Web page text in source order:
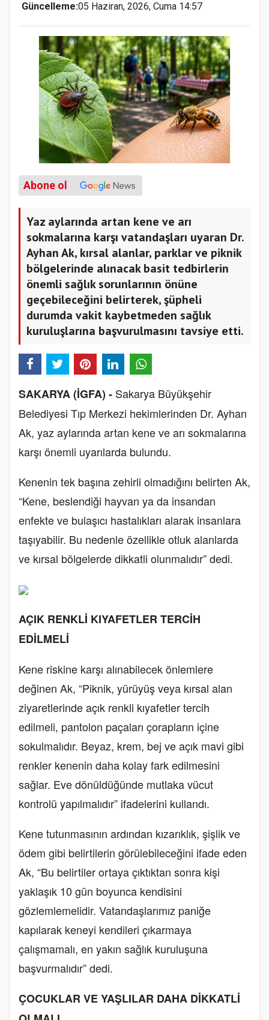
Güncelleme:05 Haziran, 2026, Cuma 14:57
Abone ol
Yaz aylarında artan kene ve arı
sokmalarına karşı vatandaşları uyaran Dr.
Ayhan Ak, kırsal alanlar, parklar ve piknik
bölgelerinde alınacak basit tedbirlerin
önemli sağlık sorunlarının önüne
geçebileceğini belirterek, şüpheli
durumda vakit kaybetmeden sağlık
kuruluşlarına başvurulmasını tavsiye etti.
SAKARYA (İGFA) - Sakarya Büyükşehir
Belediyesi Tıp Merkezi hekimlerinden Dr. Ayhan
Ak, yaz aylarında artan kene ve arı sokmalarına
karşı önemli uyarılarda bulundu.
Kenenin tek başına zehirli olmadığını belirten Ak,
“Kene, beslendiği hayvan ya da insandan
enfekte ve bulaşıcı hastalıkları alarak insanlara
taşıyabilir. Bu nedenle özellikle otluk alanlarda
ve kırsal bölgelerde dikkatli olunmalıdır” dedi.
AÇIK RENKLİ KIYAFETLER TERCİH
EDİLMELİ
Kene riskine karşı alınabilecek önlemlere
değinen Ak, “Piknik, yürüyüş veya kırsal alan
ziyaretlerinde açık renkli kıyafetler tercih
edilmeli, pantolon paçaları çorapların içine
sokulmalıdır. Beyaz, krem, bej ve açık mavi gibi
renkler kenenin daha kolay fark edilmesini
sağlar. Eve dönüldüğünde mutlaka vücut
kontrolü yapılmalıdır” ifadelerini kullandı.
Kene tutunmasının ardından kızarıklık, şişlik ve
ödem gibi belirtilerin görülebileceğini ifade eden
Ak, “Bu belirtiler ortaya çıktıktan sonra kişi
yaklaşık 10 gün boyunca kendisini
gözlemlemelidir. Vatandaşlarımız paniğe
kapılarak keneyi kendileri çıkarmaya
çalışmamalı, en yakın sağlık kuruluşuna
başvurmalıdır” dedi.
ÇOCUKLAR VE YAŞLILAR DAHA DİKKATLİ